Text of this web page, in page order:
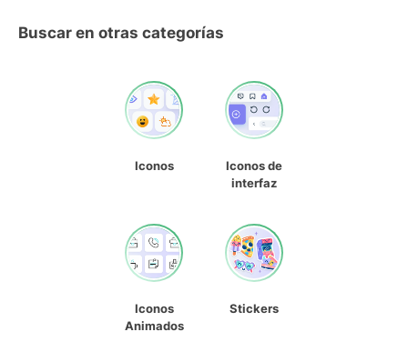
Buscar en otras categorías
Iconos
Iconos de
interfaz
Iconos
Animados
Stickers